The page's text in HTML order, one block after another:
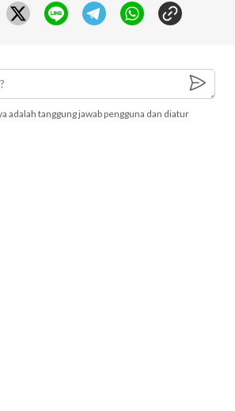
adalah tanggung jawab pengguna dan diatur